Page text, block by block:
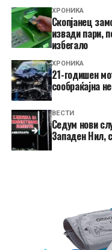
ХРОНИКА
Скопјанец
извади пари,
избегало
ХРОНИКА
21-годишен
сообраќајна
ВЕСТИ
Седум нови
Западен Нил,